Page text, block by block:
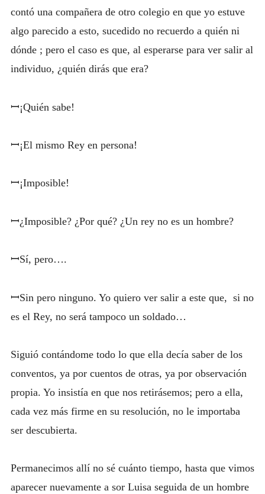
contó una compañera de otro colegio en que yo estuve
algo parecido a esto, sucedido no recuerdo a quién ni
dónde ; pero el caso es que, al esperarse para ver salir al
individuo, ¿quién dirás que era?
ꟷ¡Quién sabe!
ꟷ¡El mismo Rey en persona!
ꟷ¡Imposible!
ꟷ¿Imposible? ¿Por qué? ¿Un rey no es un hombre?
ꟷSí, pero….
ꟷSin pero ninguno. Yo quiero ver salir a este que, si no
es el Rey, no será tampoco un soldado…
Siguió contándome todo lo que ella decía saber de los
conventos, ya por cuentos de otras, ya por observación
propia. Yo insistía en que nos retirásemos; pero a ella,
cada vez más firme en su resolución, no le importaba
ser descubierta.
Permanecimos allí no sé cuánto tiempo, hasta que vimos
aparecer nuevamente a sor Luisa seguida de un hombre